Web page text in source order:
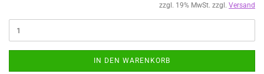
zzgl. 19% MwSt. zzgl. Versand
IN DEN WARENKORB